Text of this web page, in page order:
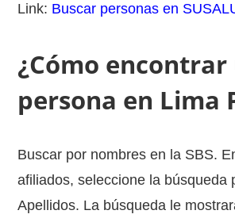
Link: Buscar personas en
¿Cómo encontrar
persona en Lima
Buscar por nombres en la SBS.
afiliados, seleccione la búsqueda
Apellidos. La búsqueda le